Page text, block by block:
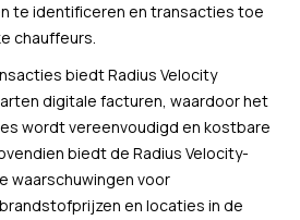
te identificeren en transacties toe
chauffeurs.
biedt Radius Velocity
digitale facturen, waardoor het
wordt vereenvoudigd en kostbare
biedt de Radius Velocity-
waarschuwingen voor
en locaties in de